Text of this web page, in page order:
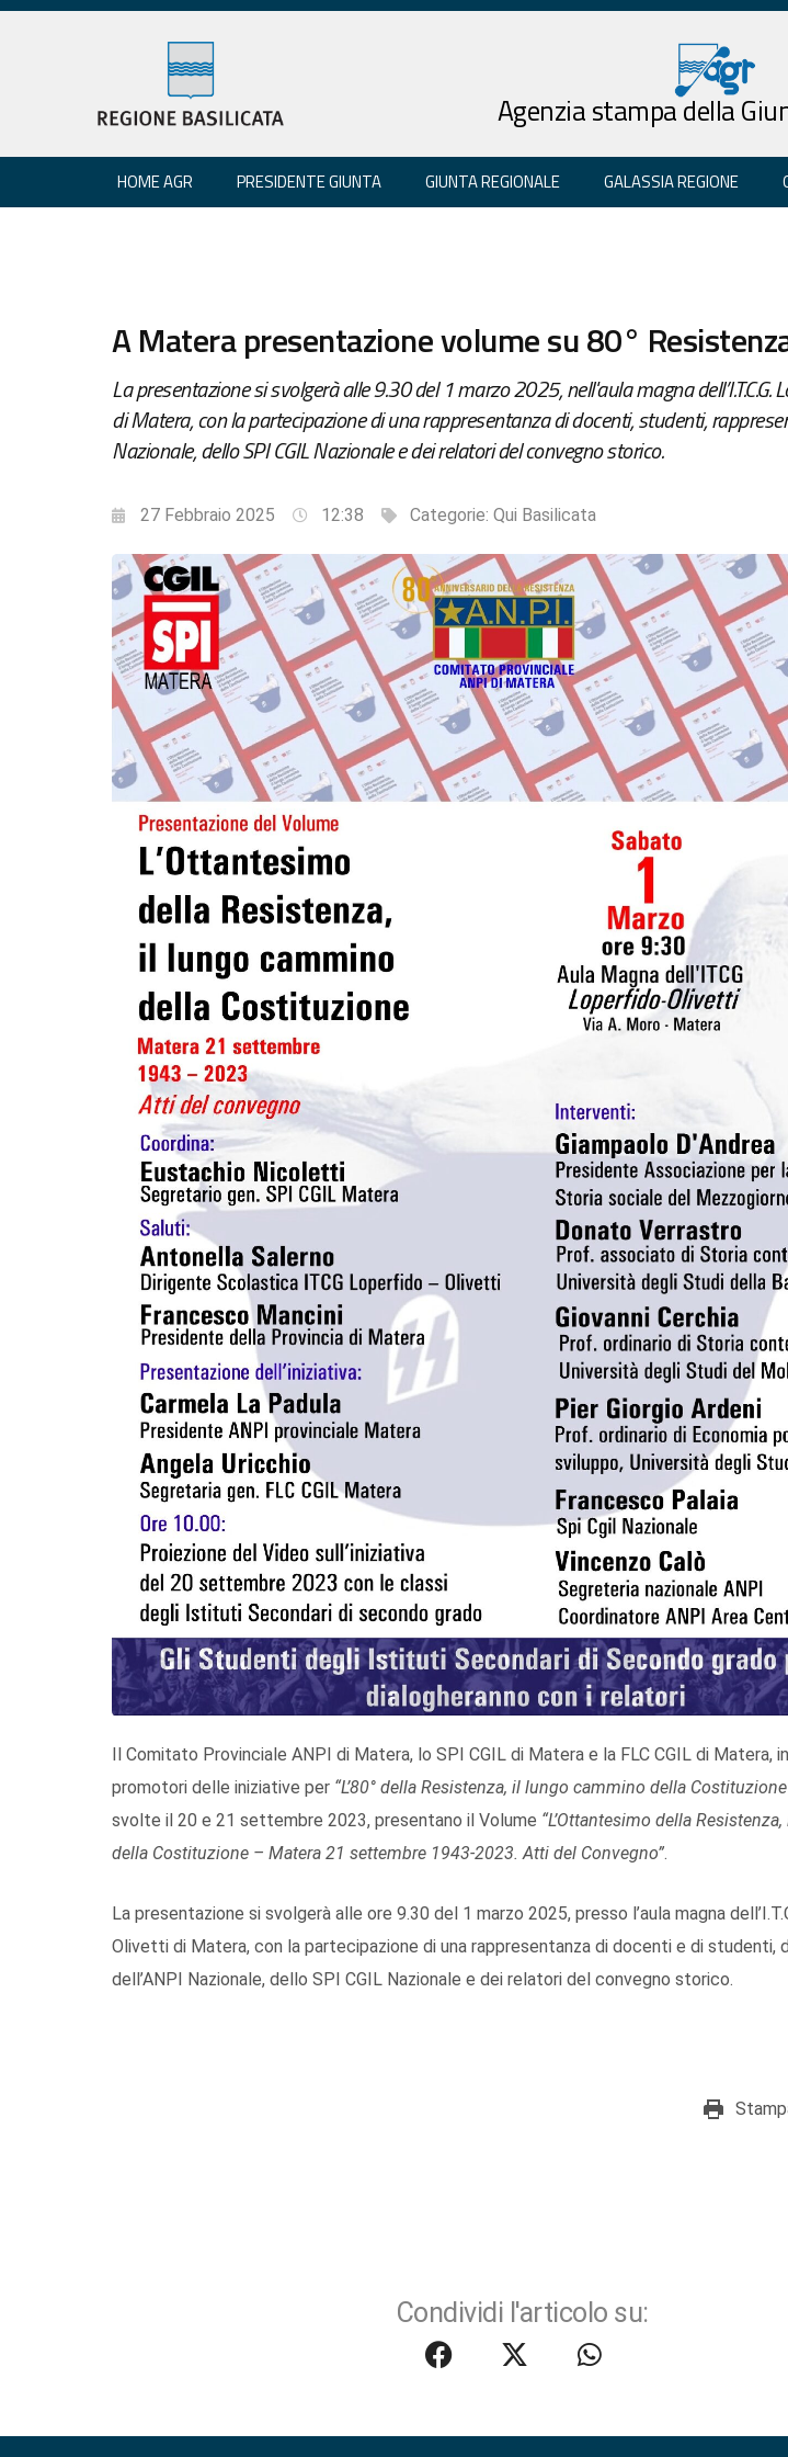
Agenzia stampa della
HOME AGR PRESIDENTE GIUNTA GIUNTA REGIONALE GALASSIA REGIONE
A Matera presentazione volume su 80°
La presentazione si svolgerà alle 9.30 del 1 marzo 2025, nell'aula magna dell’I.T.C.G.
di Matera, con la partecipazione di una rappresentanza di docenti, studenti,
Nazionale, dello SPI CGIL Nazionale e dei relatori del convegno storico.
27 Febbraio 2025 12:38 Categorie: Qui Basilicata
Il Comitato Provinciale ANPI di Matera, lo SPI CGIL di Matera e la FLC CGIL di Matera,
promotori delle iniziative per “L’80° della Resistenza, il lungo cammino della
svolte il 20 e 21 settembre 2023, presentano il Volume “L’Ottantesimo della
della Costituzione – Matera 21 settembre 1943-2023. Atti del Convegno”.
La presentazione si svolgerà alle ore 9.30 del 1 marzo 2025, presso l’aula magna
Olivetti di Matera, con la partecipazione di una rappresentanza di docenti e di studenti,
dell’ANPI Nazionale, dello SPI CGIL Nazionale e dei relatori del convegno storico.
Condividi l'articolo su: